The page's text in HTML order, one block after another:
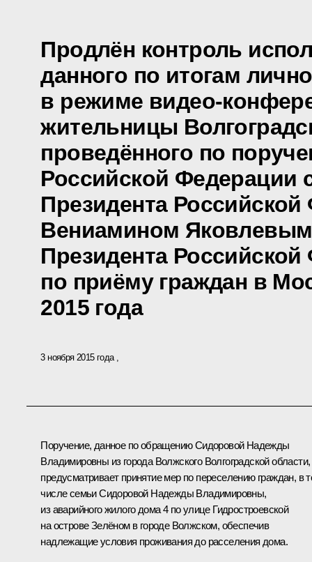
Продлён контроль
данного по итогам
в режиме видео-
жительницы
проведённого по
Российской Федерации
Президента
Вениамином
Президента
по приёму граждан в
2015 года
3 ноября 2015 года
Поручение, данное по обращению Сидоровой Надежды
Владимировны из города Волжского Волгоградской области,
предусматривает принятие мер по переселению граждан, в
числе семьи Сидоровой Надежды Владимировны,
из аварийного жилого дома 4 по улице Гидростроевской
на острове Зелёном в городе Волжском, обеспечив
надлежащие условия проживания до расселения дома.